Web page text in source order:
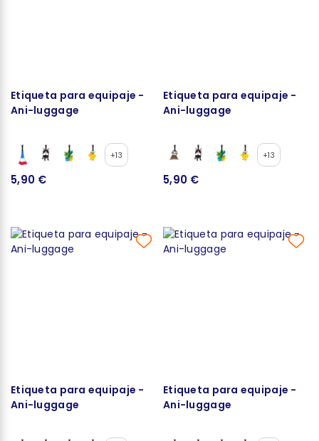
Etiqueta para equipaje -
Ani-luggage
+13
5,90 €
Etiqueta para equipaje -
Ani-luggage
+13
5,90 €
Etiqueta para equipaje -
Ani-luggage
Etiqueta para equipaje -
Ani-luggage